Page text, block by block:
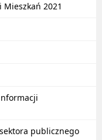
2021
publicznego